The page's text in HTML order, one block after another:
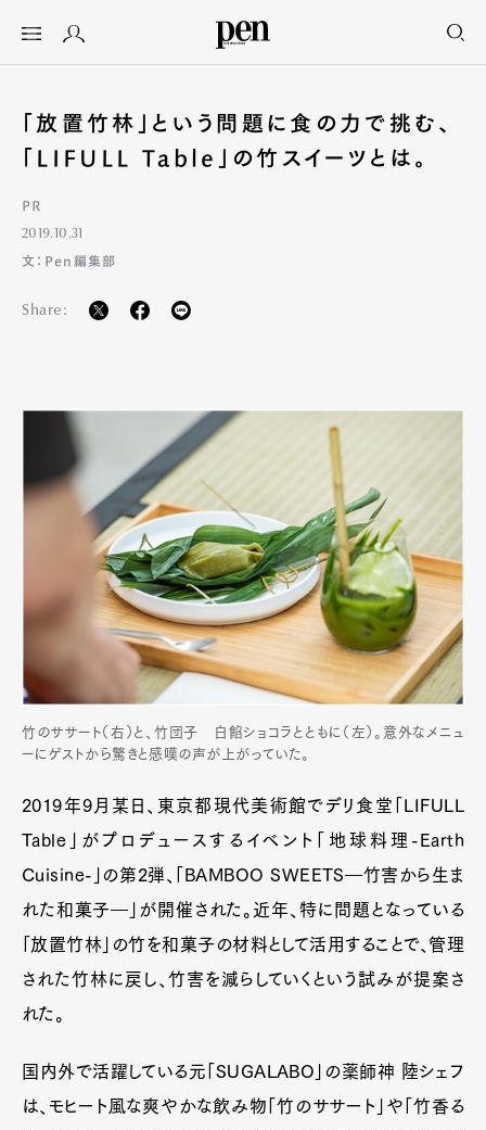
「放置竹林」という問題に食の力で挑む、
「LIFULL Table」の竹スイーツとは。
PR
2019.10.31
文：Pen編集部
Share:
竹のササート（右）と、竹団子 白餡ショコラとともに（左）。意外なメニュ
ーにゲストから驚きと感嘆の声が上がっていた。
2019年9月某日、東京都現代美術館でデリ食堂「LIFULL
Table」がプロデュースするイベント「地球料理-Earth
Cuisine-」の第2弾、「BAMBOO SWEETS―竹害から生ま
れた和菓子―」が開催された。近年、特に問題となっている
「放置⽵林」の⽵を和菓⼦の材料として活⽤することで、管理
された⽵林に戻し、⽵害を減らしていくという試みが提案さ
れた。
国内外で活躍している元「SUGALABO」の薬師神 陸シェフ
は、モヒート風な爽やかな飲み物「竹のササート」や「竹香る